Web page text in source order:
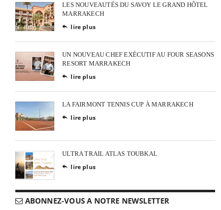
LES NOUVEAUTÉS DU SAVOY LE GRAND HÔTEL
MARRAKECH
 lire plus
UN NOUVEAU CHEF EXÉCUTIF AU FOUR SEASONS
RESORT MARRAKECH
 lire plus
LA FAIRMONT TENNIS CUP À MARRAKECH
 lire plus
ULTRA TRAIL ATLAS TOUBKAL
 lire plus
ABONNEZ-VOUS A NOTRE NEWSLETTER